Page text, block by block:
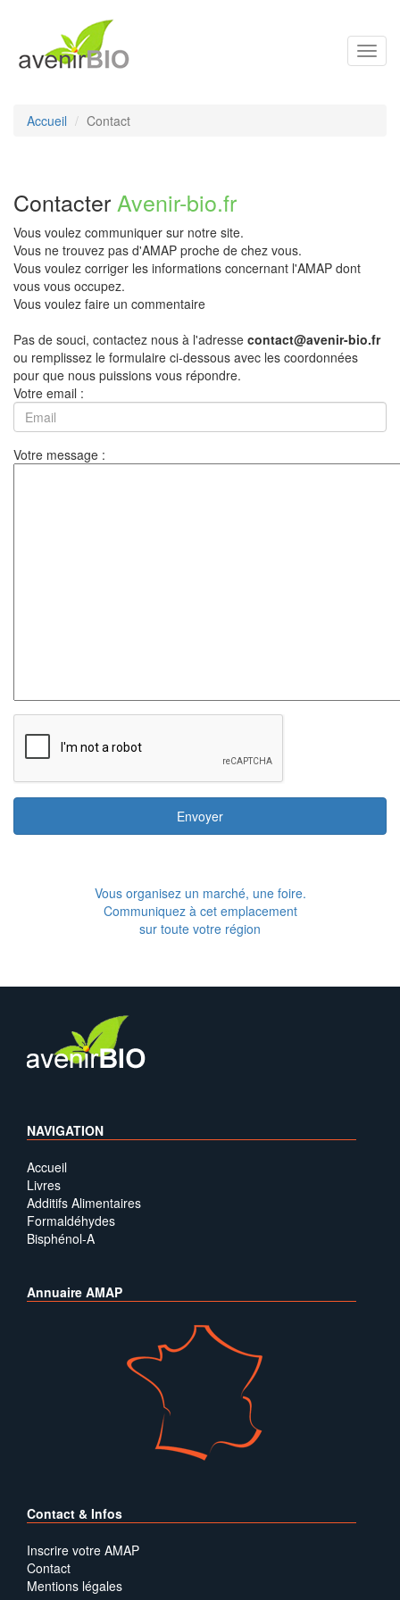
Accueil Contact
Contacter Avenir-bio.fr
Vous voulez communiquer sur notre site.
Vous ne trouvez pas d'AMAP proche de chez vous.
Vous voulez corriger les informations concernant l'AMAP dont
vous vous occupez.
Vous voulez faire un commentaire
Pas de souci, contactez nous à l'adresse contact@avenir-bio.fr
ou remplissez le formulaire ci-dessous avec les coordonnées
pour que nous puissions vous répondre.
Votre email :
Votre message :
Envoyer
Vous organisez un marché, une foire.
Communiquez à cet emplacement
sur toute votre région
NAVIGATION
Accueil
Livres
Additifs Alimentaires
Formaldéhydes
Bisphénol-A
Annuaire AMAP
Contact & Infos
Inscrire votre AMAP
Contact
Mentions légales